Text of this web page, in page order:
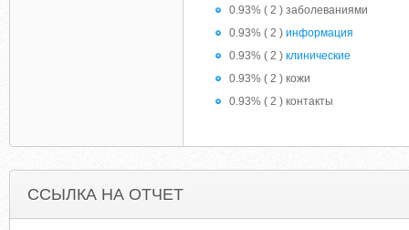
0.93% ( 2 ) заболеваниями
0.93% ( 2 ) информация
0.93% ( 2 ) клинические
0.93% ( 2 ) кожи
0.93% ( 2 ) контакты
ССЫЛКА НА ОТЧЕТ